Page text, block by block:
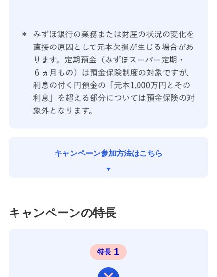
キャンペーン参加方法はこちら
キャンペーンの特長
特長 1